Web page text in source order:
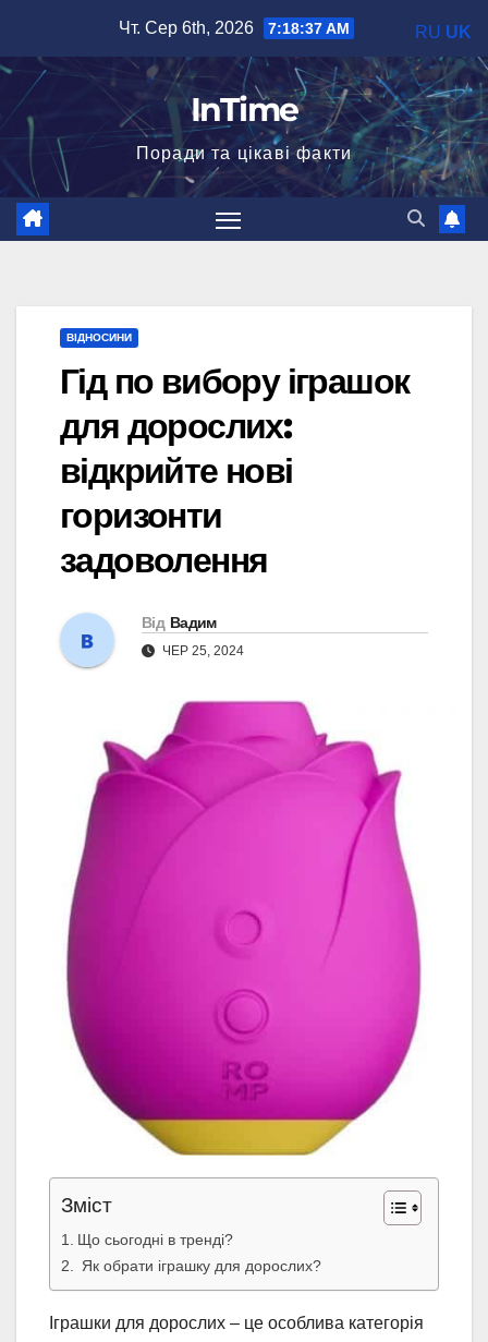
вмісту
Чт. Сер 6th, 2026 7:18:38 AM
InTime
Поради та цікаві факти
ВІДНОСИНИ
Гід по вибору іграшок
для дорослих:
відкрийте нові
горизонти
задоволення
Від Вадим
ЧЕР 25, 2024
Зміст
Що сьогодні в тренді?
Як обрати іграшку для дорослих?
Іграшки для дорослих – це особлива категорія
RU UK